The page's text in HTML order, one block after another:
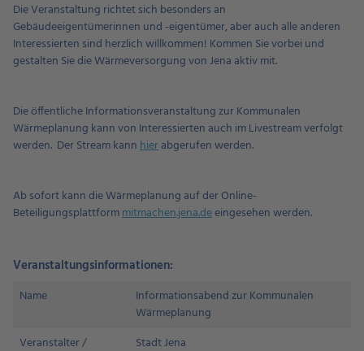
Die Veranstaltung richtet sich besonders an
Gebäudeeigentümerinnen und -eigentümer, aber auch alle anderen
Interessierten sind herzlich willkommen! Kommen Sie vorbei und
gestalten Sie die Wärmeversorgung von Jena aktiv mit.
Die öffentliche Informationsveranstaltung zur Kommunalen
Wärmeplanung kann von Interessierten auch im Livestream verfolgt
werden. Der Stream kannhierabgerufen werden.
Ab sofort kann die Wärmeplanung auf der Online-
Beteiligungsplattformmitmachen.jena.deeingesehen werden.
Veranstaltungsinformationen:
Name
Informationsabend zur Kommunalen
Wärmeplanung
Veranstalter /
Stadt Jena